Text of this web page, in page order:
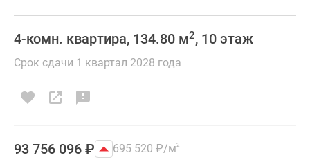
4-комн. квартира, 134.80 м2, 10 этаж
Срок сдачи 1 квартал 2028 года
93 756 096 ₽ 695 520 ₽/м2